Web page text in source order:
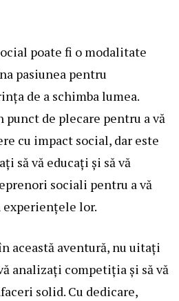
poate fi o modalitate
pasiunea pentru
de a schimba lumea.
punct de plecare pentru a vă
cu impact social, dar este
să vă educați și să vă
sociali pentru a vă
experiențele lor.
această aventură, nu uitați
analizați competiția și să vă
solid. Cu dedicare,